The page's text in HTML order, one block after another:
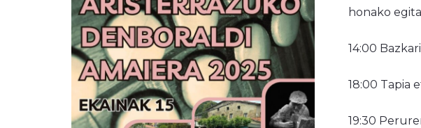
honako
14:00
18:00 Tapia
19:30